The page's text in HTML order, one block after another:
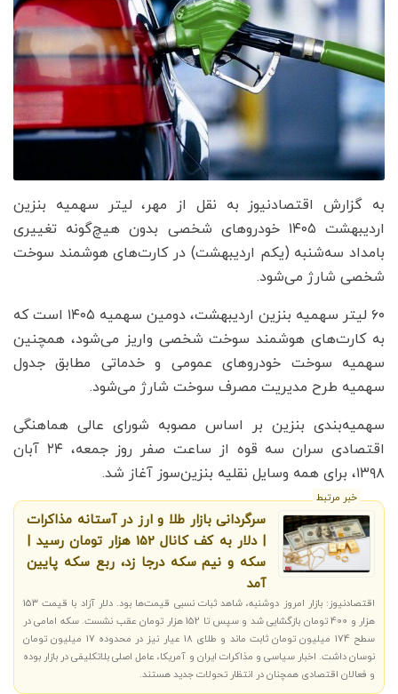
به گزارش اقتصادنیوز به نقل از مهر، لیتر سهمیه بنزین
اردیبهشت ۱۴۰۵ خودروهای شخصی بدون هیچ‌گونه تغییری
بامداد سه‌شنبه (یکم اردیبهشت) در کارت‌های هوشمند سوخت
شخصی شارژ می‌شود.
۶۰ لیتر سهمیه بنزین اردیبهشت، دومین سهمیه ۱۴۰۵ است که
به کارت‌های هوشمند سوخت شخصی واریز می‌شود، همچنین
سهمیه سوخت خودروهای عمومی و خدماتی مطابق جدول
سهمیه طرح مدیریت مصرف سوخت شارژ می‌شود.
سهمیه‌بندی بنزین بر اساس مصوبه شورای عالی هماهنگی
اقتصادی سران سه قوه از ساعت صفر روز جمعه، ۲۴ آبان
‌۱۳۹۸، برای همه وسایل نقلیه بنزین‌سوز آغاز شد.
خبر مرتبط
سرگردانی بازار طلا و ارز در آستانه مذاکرات
| دلار به کف کانال 152 هزار تومان رسید |
سکه و نیم سکه درجا زد، ربع سکه پایین
آمد
اقتصادنیوز: بازار امروز دوشنبه، شاهد ثبات نسبی قیمت‌ها بود. دلار آزاد با قیمت 153
هزار و 400 تومان بازگشایی شد و سپس تا 152 هزار تومان عقب نشست. سکه امامی در
سطح 174 میلیون تومان ثابت ماند و طلای 18 عیار نیز در محدوده 17 میلیون تومان
نوسان داشت. اخبار سیاسی و مذاکرات ایران و آمریکا، عامل اصلی بلاتکلیفی در بازار بوده
و فعالان اقتصادی همچنان در انتظار تحولات جدید هستند.